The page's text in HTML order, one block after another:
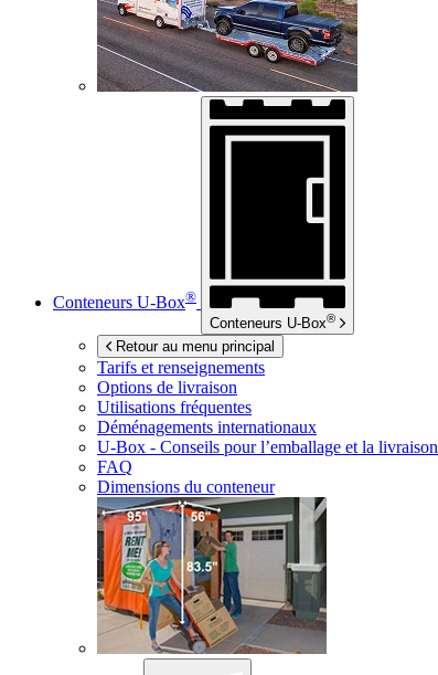
Conteneurs U-Box®
Conteneurs U-Box®
Retour au menu principal
Tarifs et renseignements
Options de livraison
Utilisations fréquentes
Déménagements internationaux
U-Box - Conseils pour l’emballage et la livraison
FAQ
Dimensions du conteneur